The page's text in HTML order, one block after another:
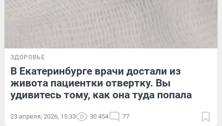
ЗДОРОВЬЕ
В Екатеринбурге врачи достали из
живота пациентки отвертку. Вы
удивитесь тому, как она туда попала
23 апреля, 2026, 15:33 30 454 77